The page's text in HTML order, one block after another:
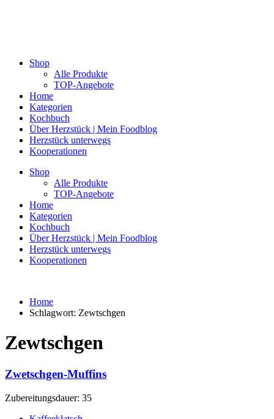
Shop
Alle Produkte
TOP-Angebote
Home
Kategorien
Kochbuch
Über Herzstück | Mein Foodblog
Herzstück unterwegs
Kooperationen
Shop
Alle Produkte
TOP-Angebote
Home
Kategorien
Kochbuch
Über Herzstück | Mein Foodblog
Herzstück unterwegs
Kooperationen
Home
Schlagwort: Zewtschgen
Zewtschgen
Zwetschgen-Muffins
Zubereitungsdauer: 35